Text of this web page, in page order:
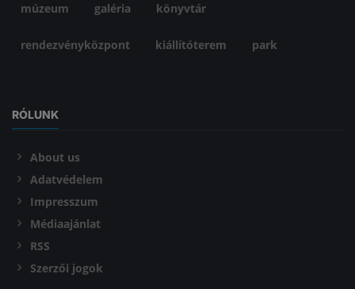
múzeum galéria könyvtár
rendezvényközpont kiállítóterem park
RÓLUNK
About us
Adatvédelem
Impresszum
Médiaajánlat
RSS
Szerzői jogok